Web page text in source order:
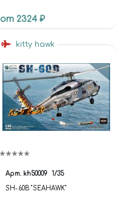
от 2324 ₽
kitty hawk
Арт. kh50009 1/35
SH-60B "SEAHAWK"